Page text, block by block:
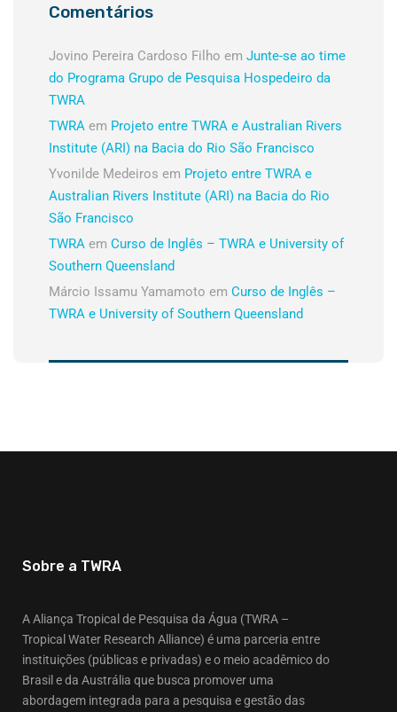
Comentários
Jovino Pereira Cardoso Filho em Junte-se ao time
do Programa Grupo de Pesquisa Hospedeiro da
TWRA
TWRA em Projeto entre TWRA e Australian Rivers
Institute (ARI) na Bacia do Rio São Francisco
Yvonilde Medeiros em Projeto entre TWRA e
Australian Rivers Institute (ARI) na Bacia do Rio
São Francisco
TWRA em Curso de Inglês – TWRA e University of
Southern Queensland
Márcio Issamu Yamamoto em Curso de Inglês –
TWRA e University of Southern Queensland
Sobre a TWRA
A Aliança Tropical de Pesquisa da Água (TWRA –
Tropical Water Research Alliance) é uma parceria entre
instituições (públicas e privadas) e o meio acadêmico do
Brasil e da Austrália que busca promover uma
abordagem integrada para a pesquisa e gestão das